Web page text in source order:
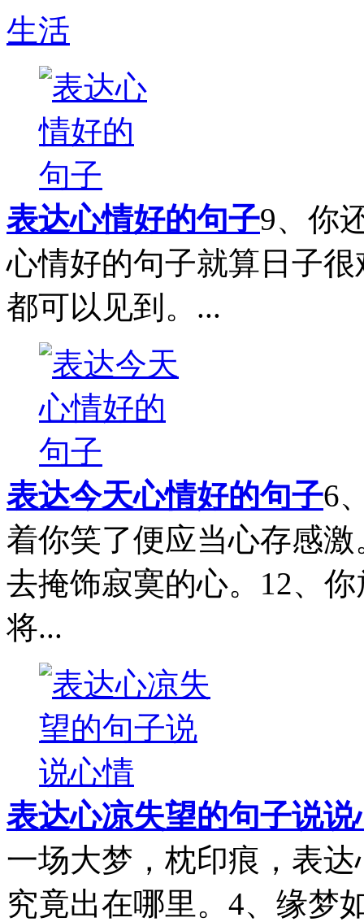
生活
表达心情好的句子9、你
心情好的句子就算日子
都可以见到。...
表达今天心情好的句子6
着你笑了便应当心存感
去掩饰寂寞的心。12、
将...
表达心凉失望的句子说
一场大梦，枕印痕，表
究竟出在哪里。4、缘梦